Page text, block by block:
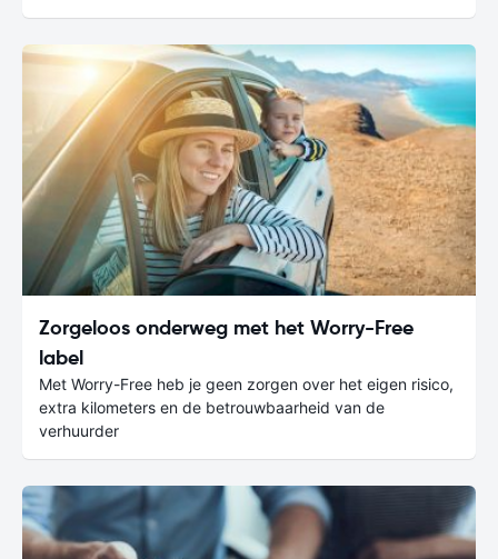
Zorgeloos onderweg met het Worry-Free
label
Met Worry-Free heb je geen zorgen over het eigen risico,
extra kilometers en de betrouwbaarheid van de
verhuurder